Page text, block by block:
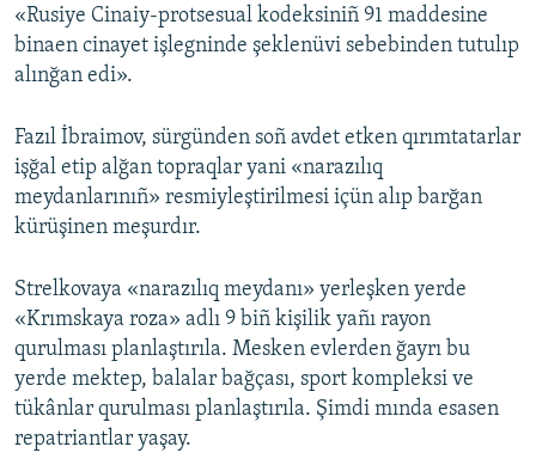
«Rusiye Cinaiy-protsesual kodeksiniñ 91 maddesine
binaen cinayet işlegninde şeklenüvi sebebinden tutulıp
alınğan edi».
Fazıl İbraimov, sürgünden soñ avdet etken qırımtatarlar
işğal etip alğan topraqlar yani «narazılıq
meydanlarınıñ» resmiyleştirilmesi içün alıp barğan
kürüşinen meşurdır.
Strelkovaya «narazılıq meydanı» yerleşken yerde
«Krımskaya roza» adlı 9 biñ kişilik yañı rayon
qurulması planlaştırıla. Mesken evlerden ğayrı bu
yerde mektep, balalar bağçası, sport kompleksi ve
tükânlar qurulması planlaştırıla. Şimdi mında esasen
repatriantlar yaşay.